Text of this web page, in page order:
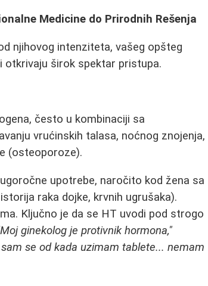
Medicine do Prirodnih Rešenja
njihovog intenziteta, vašeg opšteg
otkrivaju širok spektar pristupa.
često u kombinaciji sa
vrućinskih talasa, noćnog znojenja,
(osteoporoze).
upotrebe, naročito kod žena sa
raka dojke, krvnih ugrušaka).
Ključno je da se HT uvodi pod strogo
ginekolog je protivnik hormona,"
sam se od kada uzimam tablete... nemam